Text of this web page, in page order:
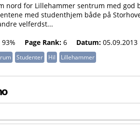
nord for Lillehammer sentrum med god
med studenthjem både på
velferdst...
93% Page Rank: 6 Datum: 05.09.2013
Studenter Hil Lillehammer